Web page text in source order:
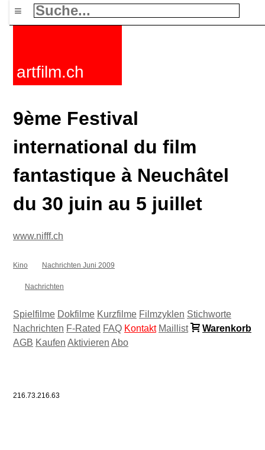
≡
artfilm.ch
9ème Festival
international du film
fantastique à Neuchâtel
du 30 juin au 5 juillet
www.nifff.ch
Kino Nachrichten Juni 2009
Nachrichten
Spielfilme Dokfilme Kurzfilme Filmzyklen Stichworte
Nachrichten F-Rated FAQ Kontakt Maillist
Warenkorb
AGB Kaufen Aktivieren Abo
216.73.216.63